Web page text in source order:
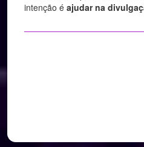
intenção é ajudar na